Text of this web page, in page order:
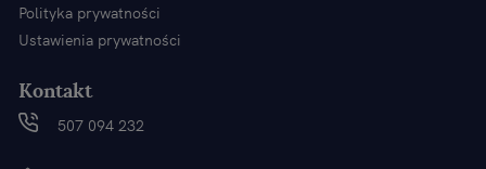
Polityka prywatności
Ustawienia prywatności
Kontakt
507 094 232